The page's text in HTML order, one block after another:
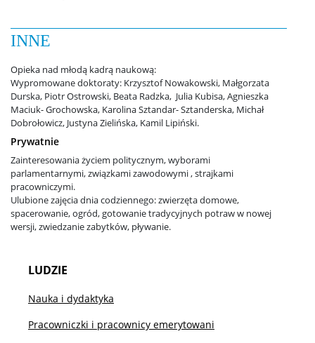
INNE
Opieka nad młodą kadrą naukową:
Wypromowane doktoraty: Krzysztof Nowakowski, Małgorzata
Durska, Piotr Ostrowski, Beata Radzka, Julia Kubisa, Agnieszka
Maciuk- Grochowska, Karolina Sztandar- Sztanderska, Michał
Dobrołowicz, Justyna Zielińska, Kamil Lipiński.
Prywatnie
Zainteresowania życiem politycznym, wyborami
parlamentarnymi, związkami zawodowymi , strajkami
pracowniczymi.
Ulubione zajęcia dnia codziennego: zwierzęta domowe,
spacerowanie, ogród, gotowanie tradycyjnych potraw w nowej
wersji, zwiedzanie zabytków, pływanie.
LUDZIE
Nauka i dydaktyka
Pracowniczki i pracownicy emerytowani